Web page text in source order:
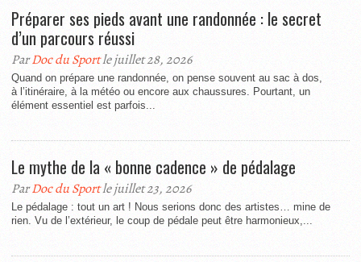
Préparer ses pieds avant une randonnée : le secret
d’un parcours réussi
ParDoc du Sportle juillet 28, 2026
Quand on prépare une randonnée, on pense souvent au sac à dos,
à l’itinéraire, à la météo ou encore aux chaussures. Pourtant, un
élément essentiel est parfois...
Le mythe de la « bonne cadence » de pédalage
ParDoc du Sportle juillet 23, 2026
Le pédalage : tout un art ! Nous serions donc des artistes… mine de
rien. Vu de l’extérieur, le coup de pédale peut être harmonieux,...